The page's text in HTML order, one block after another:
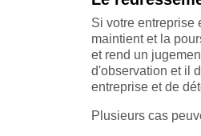
Si votre entreprise
maintient et la
et rend un
d'observation et il
entreprise et de
Plusieurs cas